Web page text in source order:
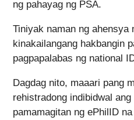
ng pahayag ng PSA.
Tiniyak naman ng ahensya
kinakailangang hakbangin
pagpapalabas ng national
Dagdag nito, maaari pang
rehistradong indibidwal
pamamagitan ng ePhilID